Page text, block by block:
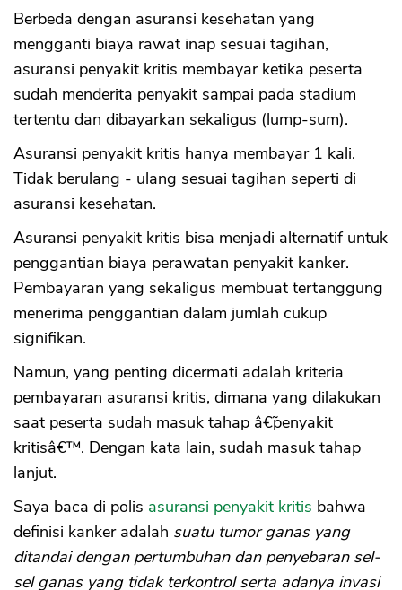
Berbeda dengan asuransi kesehatan yang
mengganti biaya rawat inap sesuai tagihan,
asuransi penyakit kritis membayar ketika peserta
sudah menderita penyakit sampai pada stadium
tertentu dan dibayarkan sekaligus (lump-sum).
Asuransi penyakit kritis hanya membayar 1 kali.
Tidak berulang - ulang sesuai tagihan seperti di
asuransi kesehatan.
Asuransi penyakit kritis bisa menjadi alternatif untuk
penggantian biaya perawatan penyakit kanker.
Pembayaran yang sekaligus membuat tertanggung
menerima penggantian dalam jumlah cukup
signifikan.
Namun, yang penting dicermati adalah kriteria
pembayaran asuransi kritis, dimana yang dilakukan
saat peserta sudah masuk tahap â€˜penyakit
kritisâ€™. Dengan kata lain, sudah masuk tahap
lanjut.
Saya baca di polis asuransi penyakit kritis bahwa
definisi kanker adalah suatu tumor ganas yang
ditandai dengan pertumbuhan dan penyebaran sel-
sel ganas yang tidak terkontrol serta adanya invasi
OK
CANCEL